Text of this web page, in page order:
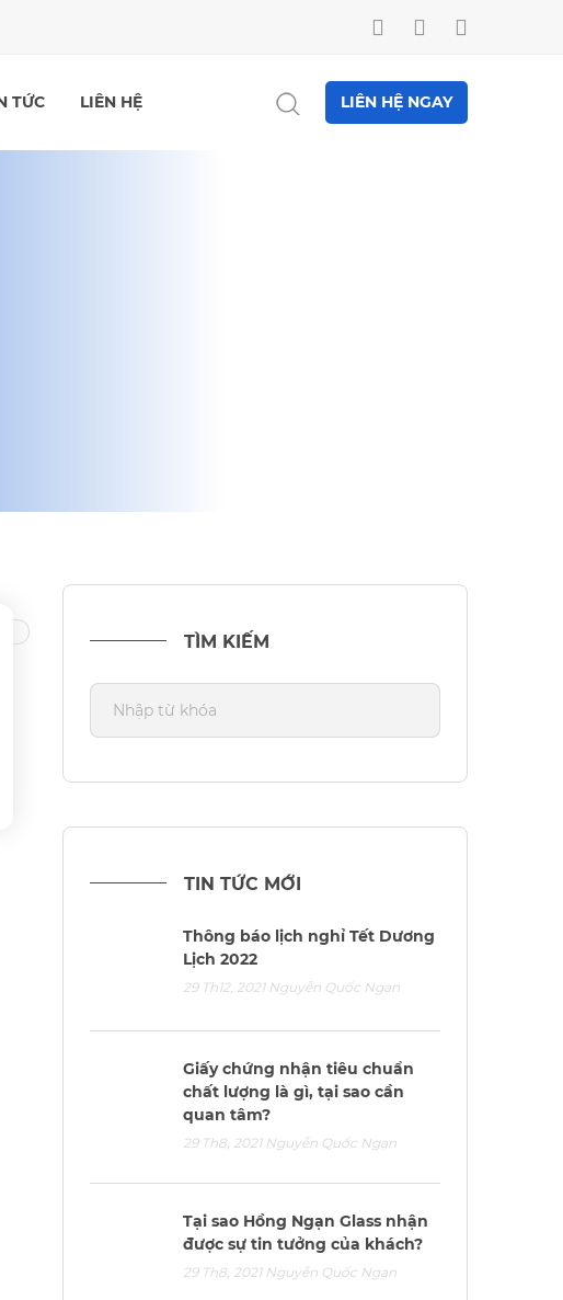
TỨC LIÊN HỆ LIÊN HỆ NGAY
TÌM KIẾM
TIN TỨC MỚI
Thông báo lịch nghỉ Tết Dương
Lịch 2022
29 Th12, 2021Nguyễn Quốc Ngạn
Giấy chứng nhận tiêu chuẩn
chất lượng là gì, tại sao cần
quan tâm?
29 Th8, 2021Nguyễn Quốc Ngạn
Tại sao Hồng Ngạn Glass nhận
được sự tin tưởng của khách?
29 Th8, 2021Nguyễn Quốc Ngạn